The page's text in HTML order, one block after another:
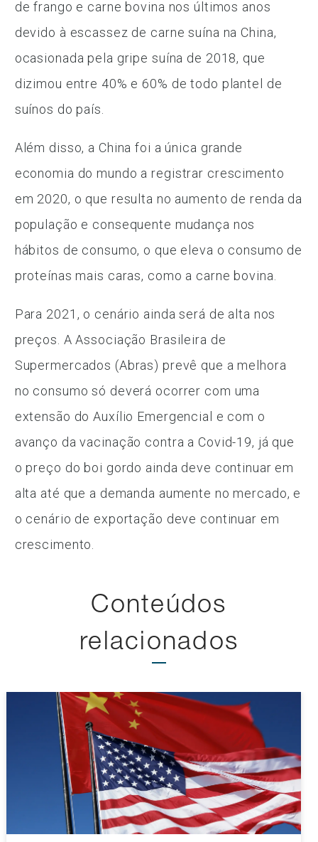
de frango e carne bovina nos últimos anos
devido à escassez de carne suína na China,
ocasionada pela gripe suína de 2018, que
dizimou entre 40% e 60% de todo plantel de
suínos do país.
Além disso, a China foi a única grande
economia do mundo a registrar crescimento
em 2020, o que resulta no aumento de renda da
população e consequente mudança nos
hábitos de consumo, o que eleva o consumo de
proteínas mais caras, como a carne bovina.
Para 2021, o cenário ainda será de alta nos
preços. A Associação Brasileira de
Supermercados (Abras) prevê que a melhora
no consumo só deverá ocorrer com uma
extensão do Auxílio Emergencial e com o
avanço da vacinação contra a Covid-19, já que
o preço do boi gordo ainda deve continuar em
alta até que a demanda aumente no mercado, e
o cenário de exportação deve continuar em
crescimento.
Conteúdos
relacionados